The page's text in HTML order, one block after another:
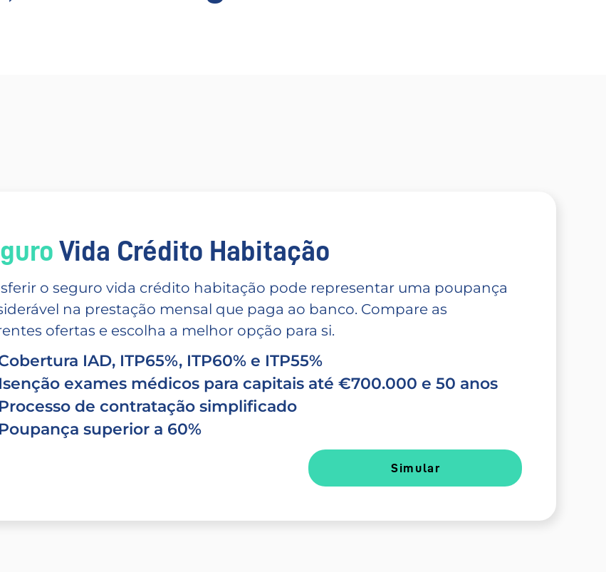
Vida Crédito Habitação
o seguro vida crédito habitação pode representar uma poupança
na prestação mensal que paga ao banco. Compare as
ofertas e escolha a melhor opção para si.
IAD, ITP65%, ITP60% e ITP55%
Isenção exames médicos para capitais até €700.000 e 50 anos
Processo de contratação simplificado
Poupança superior a 60%
Simular